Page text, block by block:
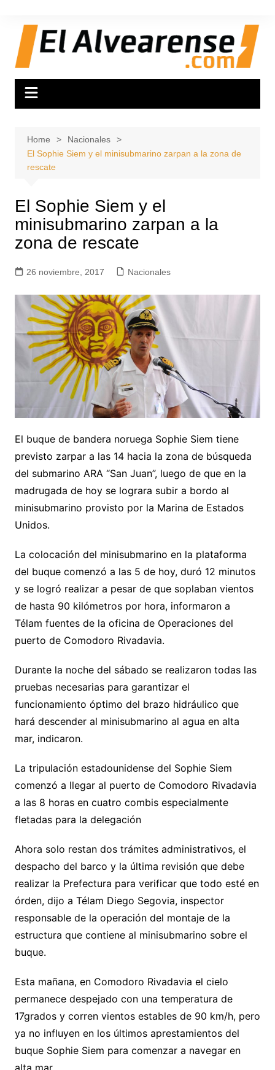
content
Home
Nacionales
El Sophie Siem y el minisubmarino zarpan a la zona de
rescate
El Sophie Siem y el
minisubmarino zarpan a la
zona de rescate
26 noviembre, 2017 Nacionales
El buque de bandera noruega Sophie Siem tiene
previsto zarpar a las 14 hacia la zona de búsqueda
del submarino ARA “San Juan”, luego de que en la
madrugada de hoy se lograra subir a bordo al
minisubmarino provisto por la Marina de Estados
Unidos.
La colocación del minisubmarino en la plataforma
del buque comenzó a las 5 de hoy, duró 12 minutos
y se logró realizar a pesar de que soplaban vientos
de hasta 90 kilómetros por hora, informaron a
Télam fuentes de la oficina de Operaciones del
puerto de Comodoro Rivadavia.
Durante la noche del sábado se realizaron todas las
pruebas necesarias para garantizar el
funcionamiento óptimo del brazo hidráulico que
hará descender al minisubmarino al agua en alta
mar, indicaron.
La tripulación estadounidense del Sophie Siem
comenzó a llegar al puerto de Comodoro Rivadavia
a las 8 horas en cuatro combis especialmente
fletadas para la delegación
Ahora solo restan dos trámites administrativos, el
despacho del barco y la última revisión que debe
realizar la Prefectura para verificar que todo esté en
órden, dijo a Télam Diego Segovia, inspector
responsable de la operación del montaje de la
estructura que contiene al minisubmarino sobre el
buque.
Esta mañana, en Comodoro Rivadavia el cielo
permanece despejado con una temperatura de
17grados y corren vientos estables de 90 km/h, pero
ya no influyen en los últimos aprestamientos del
buque Sophie Siem para comenzar a navegar en